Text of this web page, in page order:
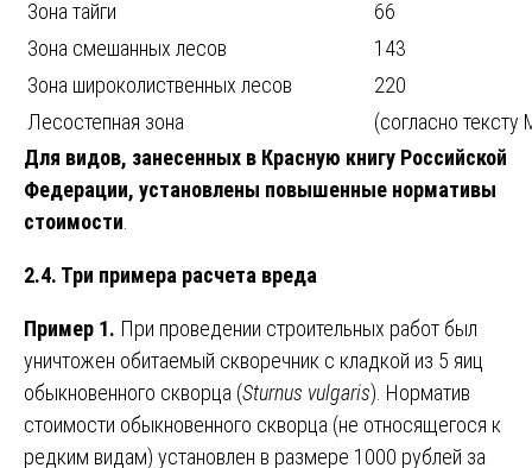
Зона тайги
66
Зона смешанных лесов
143
Зона широколиственных лесов
220
Лесостепная зона
(согласно тексту
Для видов, занесенных в Красную книгу Российской
Федерации, установлены повышенные нормативы
стоимости
2.4. Три примера расчета вреда
Пример 1. При проведении строительных работ был
уничтожен обитаемый скворечник с кладкой из 5 яиц
обыкновенного скворца (Sturnus vulgaris). Норматив
стоимости обыкновенного скворца (не относящегося к
редким видам) установлен в размере 1000 рублей за